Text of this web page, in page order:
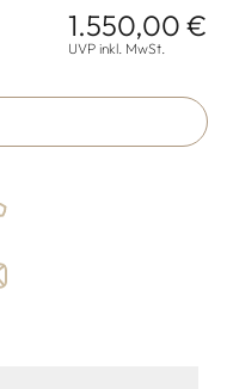
1.550,00 €
UVP inkl. MwSt.